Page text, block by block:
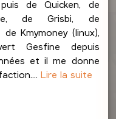
de Quicken, de
de Grisbi, de
Kmymoney (linux),
Gesfine depuis
et il me donne
Lire la suite